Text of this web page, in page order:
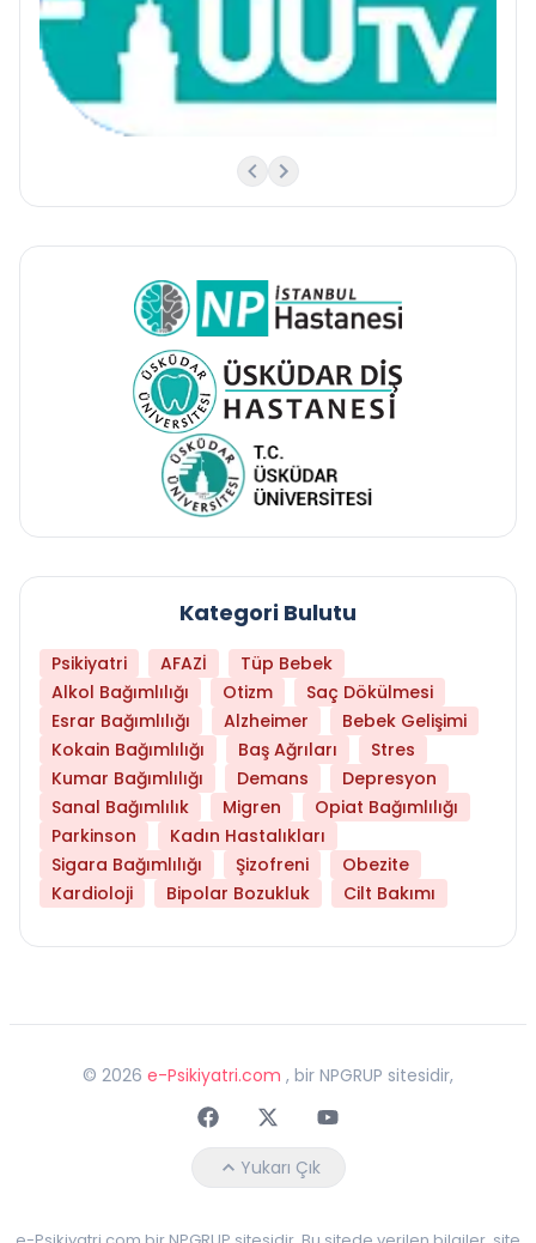
Kategori Bulutu
Psikiyatri AFAZİ
Tüp Bebek
Alkol Bağımlılığı
Otizm
Saç Dökülmesi
Esrar Bağımlılığı
Alzheimer
Bebek Gelişimi
Kokain Bağımlılığı
Baş Ağrıları
Stres
Kumar Bağımlılığı
Demans
Depresyon
Sanal Bağımlılık
Migren
Opiat Bağımlılığı
Parkinson
Kadın Hastalıkları
Sigara Bağımlılığı
Şizofreni
Obezite
Kardioloji
Bipolar Bozukluk Cilt Bakımı
© 2026 e-Psikiyatri.com , bir NPGRUP sitesidir,
FaceebokTwitterYoutube
Yukarı Çık